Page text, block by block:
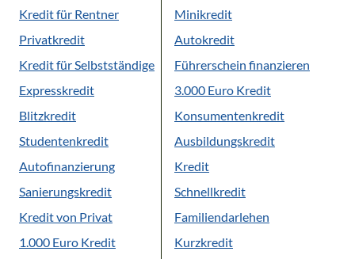
Kredit für Rentner
Minikredit
Privatkredit
Autokredit
Kredit für Selbstständige
Führerschein finanzieren
Expresskredit
3.000 Euro Kredit
Blitzkredit
Konsumentenkredit
Studentenkredit
Ausbildungskredit
Autofinanzierung
Kredit
Sanierungskredit
Schnellkredit
Kredit von Privat
Familiendarlehen
1.000 Euro Kredit
Kurzkredit